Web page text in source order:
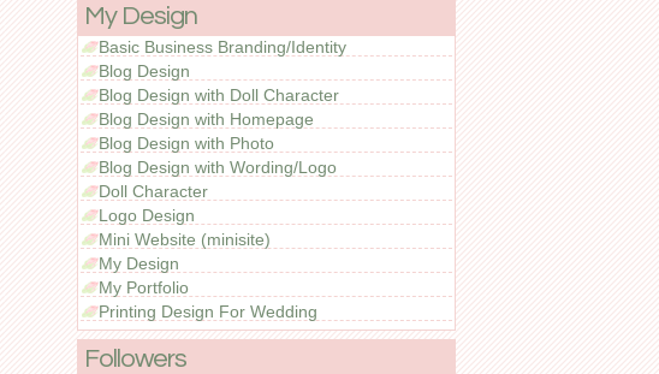
My Design
Basic Business Branding/Identity
Blog Design
Blog Design with Doll Character
Blog Design with Homepage
Blog Design with Photo
Blog Design with Wording/Logo
Doll Character
Logo Design
Mini Website (minisite)
My Design
My Portfolio
Printing Design For Wedding
Followers